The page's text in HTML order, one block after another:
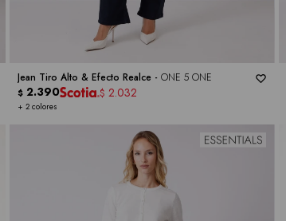
Jean Tiro Alto & Efecto Realce -ONE 5 ONE
+ 2 colores
$ 2.390 $ 2.032